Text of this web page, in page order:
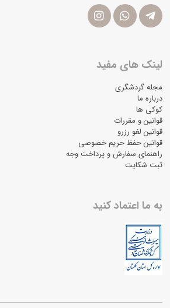
لینک های مفید
مجله گردشگری
درباره ما
کوکی ها
قوانین و مقررات
قوانین لغو رزرو
قوانین حفظ حریم خصوصی
راهنمای سفارش و پرداخت وجه
ثبت شکایت
به ما اعتماد کنید